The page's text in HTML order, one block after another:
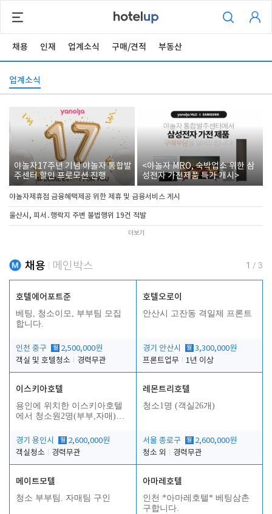
채용 인재 업계소식 구매/견적 부동산
업계소식
야놀자17주년 기념 야놀자 통합발
주센터 할인 프로모션 진행
<야놀자 MRO, 숙박업소 위한 삼
성전자 가전제품 특가 개시>
야놀자제휴점 금융혜택제공 위한 제휴 및 금융서비스 게시
울산시, 피서․행락지 주변 불법행위 19건 적발
더보기
채용 메인박스 1 / 3
호텔에어포트준
베팅, 청소이모, 부부팀 모집
합니다.
인천 중구 월 2,500,000원
객실 및 호텔청소
경력무관
호텔오로이
안산시 고잔동 격일제 프론트
경기 안산시 월 3,300,000원
프론트업무
1년 이상
이스키아호텔
용인에 위치한 이스키아호텔
에서 청소원2명(부부,자매)을
경기 용인시
월 2,600,000원
객실청소
경력무관
레몬트리호텔
청소1명 (객실26개)
서울 종로구 월 2,600,000원
청소 외
경력무관
메이트모텔
청소 부부팀. 자매팀 구인
아마레호텔
인천 *아마레호텔* 베팅삼촌
구합니다.